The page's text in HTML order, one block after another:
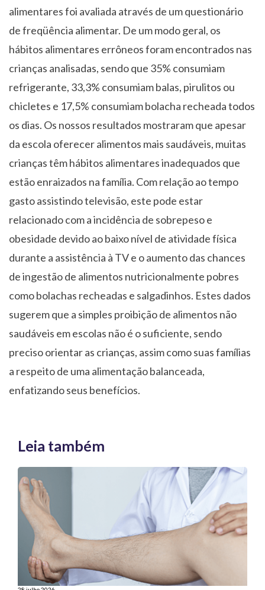
alimentares foi avaliada através de um questionário
de freqüência alimentar. De um modo geral, os
hábitos alimentares errôneos foram encontrados nas
crianças analisadas, sendo que 35% consumiam
refrigerante, 33,3% consumiam balas, pirulitos ou
chicletes e 17,5% consumiam bolacha recheada todos
os dias. Os nossos resultados mostraram que apesar
da escola oferecer alimentos mais saudáveis, muitas
crianças têm hábitos alimentares inadequados que
estão enraizados na família. Com relação ao tempo
gasto assistindo televisão, este pode estar
relacionado com a incidência de sobrepeso e
obesidade devido ao baixo nível de atividade física
durante a assistência à TV e o aumento das chances
de ingestão de alimentos nutricionalmente pobres
como bolachas recheadas e salgadinhos. Estes dados
sugerem que a simples proibição de alimentos não
saudáveis em escolas não é o suficiente, sendo
preciso orientar as crianças, assim como suas famílias
a respeito de uma alimentação balanceada,
enfatizando seus benefícios.
Leia também